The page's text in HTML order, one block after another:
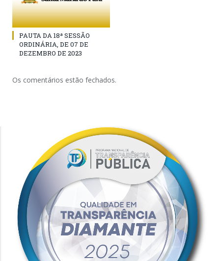
PAUTA DA 18ª SESSÃO
ORDINÁRIA, DE 07 DE
DEZEMBRO DE 2023
Os comentários estão fechados.